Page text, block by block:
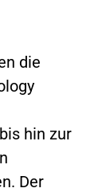
die
hin zur
Der